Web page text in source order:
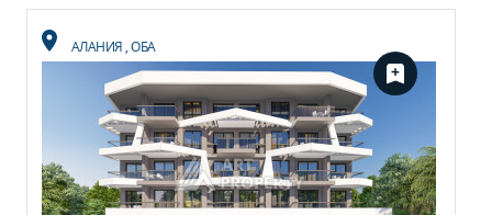
АЛАНИЯ,ОБА